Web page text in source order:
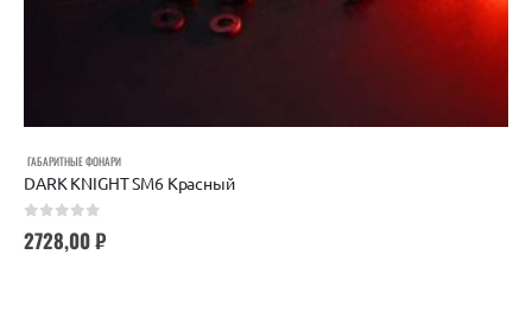
ГАБАРИТНЫЕ ФОНАРИ
DARK KNIGHT SM6 Красный
2728,00₽